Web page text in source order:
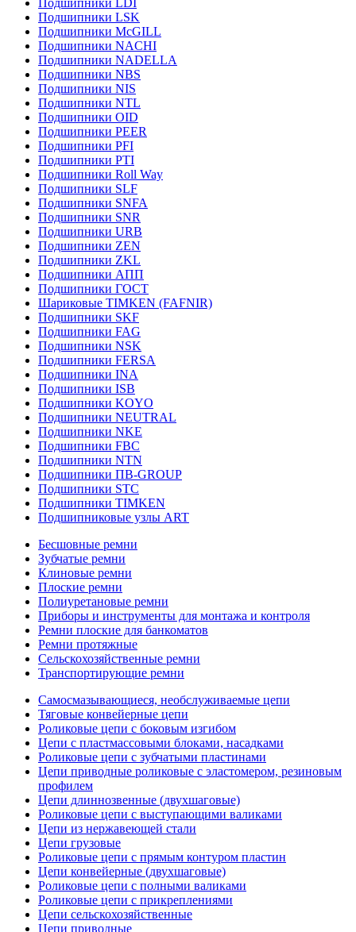
Подшипники LDI
Подшипники LSK
Подшипники McGILL
Подшипники NACHI
Подшипники NADELLA
Подшипники NBS
Подшипники NIS
Подшипники NTL
Подшипники OID
Подшипники PEER
Подшипники PFI
Подшипники PTI
Подшипники Roll Way
Подшипники SLF
Подшипники SNFA
Подшипники SNR
Подшипники URB
Подшипники ZEN
Подшипники ZKL
Подшипники АПП
Подшипники ГОСТ
Шариковые ТІMKEN (FAFNIR)
Подшипники SKF
Подшипники FAG
Подшипники NSK
Подшипники FERSA
Подшипники INA
Подшипники ISB
Подшипники KOYO
Подшипники NEUTRAL
Подшипники NKE
Подшипники FBC
Подшипники NTN
Подшипники ПВ-GROUP
Подшипники STC
Подшипники TIMKEN
Подшипниковые узлы ART
Бесшовные ремни
Зубчатые ремни
Клиновые ремни
Плоские ремни
Полиуретановые ремни
Приборы и инструменты для монтажа и контроля
Ремни плоские для банкоматов
Ремни протяжные
Сельскохозяйственные ремни
Транспортирующие ремни
Самосмазывающиеся, необслуживаемые цепи
Тяговые конвейерные цепи
Роликовые цепи с боковым изгибом
Цепи с пластмассовыми блоками, насадками
Роликовые цепи с зубчатыми пластинами
Цепи приводные роликовые с эластомером, резиновым
профилем
Цепи длиннозвенные (двухшаговые)
Роликовые цепи с выступающими валиками
Цепи из нержавеющей стали
Цепи грузовые
Роликовые цепи с прямым контуром пластин
Цепи конвейерные (двухшаговые)
Роликовые цепи с полными валиками
Роликовые цепи с прикреплениями
Цепи сельскохозяйственные
Цепи приводные